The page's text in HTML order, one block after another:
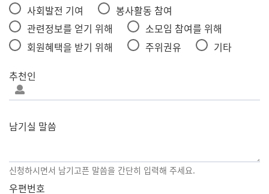
사회발전 기여
봉사활동 참여
관련정보를 얻기 위해
소모임 참여를 위해
회원혜택을 받기 위해
주위권유
기타
추천인
남기실 말씀
신청하시면서 남기고픈 말씀을 간단히 입력해 주세요.
우편번호